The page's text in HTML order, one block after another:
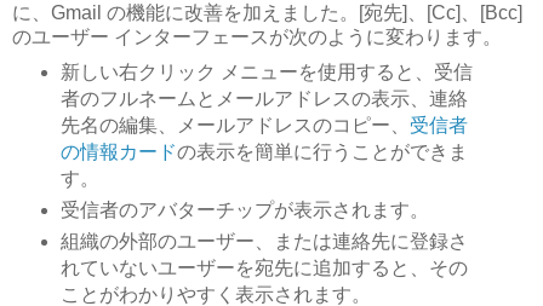
に、Gmail の機能に改善を加えました。[宛先]、[Cc]、[Bcc]
のユーザー インターフェースが次のように変わります。
新しい右クリック メニューを使用すると、受信
者のフルネームとメールアドレスの表示、連絡
先名の編集、メールアドレスのコピー、 受信者
の情報カードの表示を簡単に行うことができま
す。
受信者のアバターチップが表示されます。
組織の外部のユーザー、または連絡先に登録さ
れていないユーザーを宛先に追加すると、その
ことがわかりやすく表示されます。